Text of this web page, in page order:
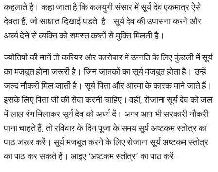
कहलाते है। कहा जाता है कि कलयुगी संसार में सूर्य देव एकमात्र ऐसे
देवता हैं, जो साक्षात दिखाई पड़ते है। सूर्य देव की उपासना करने और
अर्घ्य देने से व्यक्ति को समस्त कष्टों से मुक्ति मिलती है।
ज्योतिषों की मानें तो करियर और कारोबार में उन्नति के लिए कुंडली में सूर्य
का मजबूत होना जरूरी है। जिन जातकों का सूर्य मजबूत होता है। उन्हें
जल्द नौकरी मिल जाती है। सूर्य पिता और आत्मा के कारक माने जाते हैं।
इसके लिए पिता जी की सेवा करनी चाहिए। वहीं, रोजाना सूर्य देव को जल
में लाल रंग मिलाकर सूर्य देव को अर्घ्य दें। अगर आप भी सरकारी नौकरी
पाना चाहते हैं, तो रविवार के दिन पूजा के समय सूर्य अष्टकम स्तोत्र का
पाठ जरूर करें। सूर्य मजबूत करने के लिए रोजाना सूर्य अष्टकम स्तोत्र
का पाठ कर सकते हैं। आइए ‘अष्टकम स्तोत्र’ का पाठ करें-